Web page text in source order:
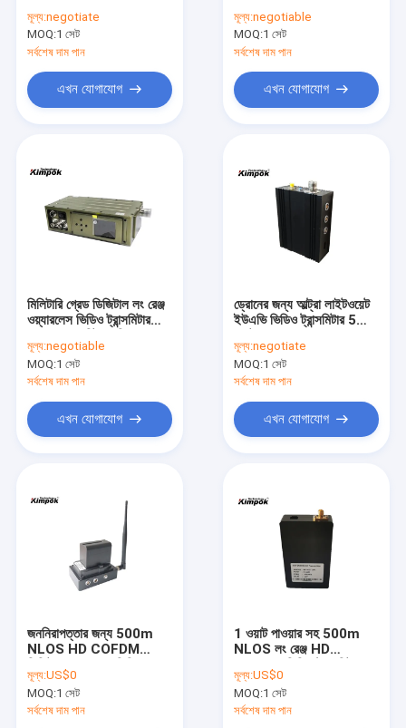
মূল্য:negotiate
MOQ:1 সেট
সর্বশেষ দাম পান
এখন যোগাযোগ
QPSK
মূল্য:negotiable
MOQ:1 সেট
সর্বশেষ দাম পান
এখন যোগাযোগ
মিলিটারি গ্রেড ডিজিটাল লং রেঞ্জ
ওয়্যারলেস ভিডিও ট্রান্সমিটার
মূল্য:negotiable
MOQ:1 সেট
সর্বশেষ দাম পান
এখন যোগাযোগ
ড্রোনের জন্য আল্ট্রা লাইটওয়েট
ইউএভি ভিডিও ট্রান্সমিটার 5
মূল্য:negotiate
MOQ:1 সেট
সর্বশেষ দাম পান
এখন যোগাযোগ
জননিরাপত্তার জন্য 500m
NLOS HD COFDM
ট্রান্সমিটার
মূল্য:US$0
MOQ:1 সেট
সর্বশেষ দাম পান
1 ওয়াট পাওয়ার সহ 500m
NLOS লং রেঞ্জ HD
মূল্য:US$0
MOQ:1 সেট
সর্বশেষ দাম পান